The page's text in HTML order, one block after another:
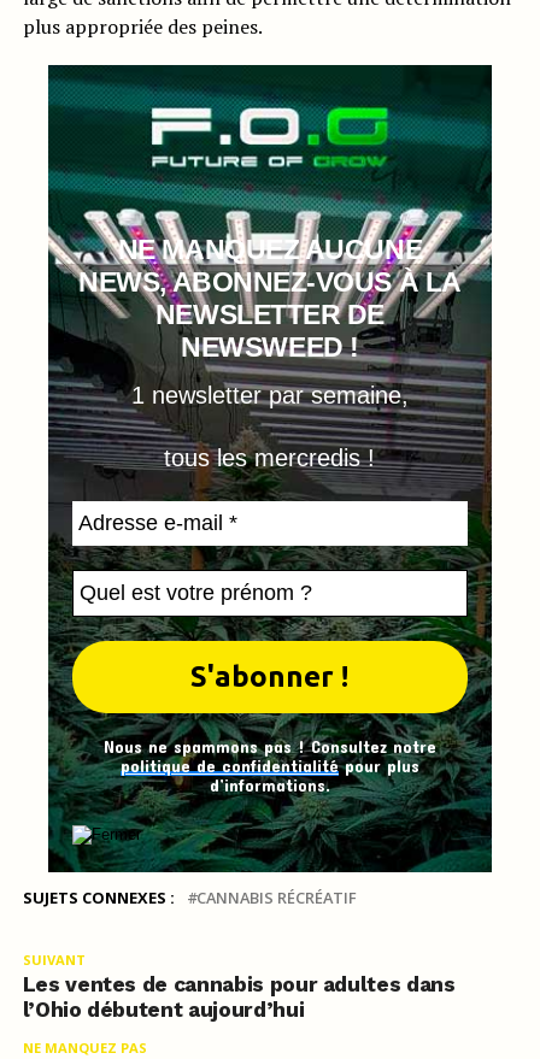
plus appropriée des peines.
NE MANQUEZ AUCUNE
NEWS, ABONNEZ-VOUS À LA
NEWSLETTER DE
NEWSWEED !
1 newsletter par semaine,
tous les mercredis !
Nous ne spammons pas ! Consultez notre
politique de confidentialitépour plus
d’informations.
SUJETS CONNEXES : CANNABIS RÉCRÉATIF
SUIVANT
Les ventes de cannabis pour adultes dans
l’Ohio débutent aujourd’hui
NE MANQUEZ PAS